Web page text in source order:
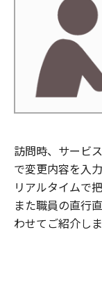
訪問時、サービ
で変更内容を入
リアルタイムで
また職員の直行
わせてご紹介しま